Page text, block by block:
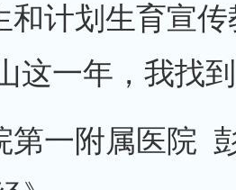
和计划生育宣
这一年，我找
第一附属医院